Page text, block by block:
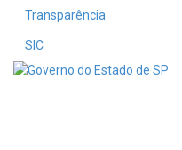
Transparência
SIC